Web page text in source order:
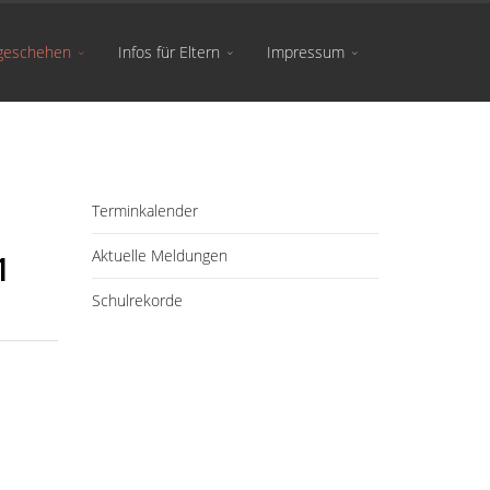
Infos für Eltern Impressum
Terminkalender
Aktuelle Meldungen
Schulrekorde